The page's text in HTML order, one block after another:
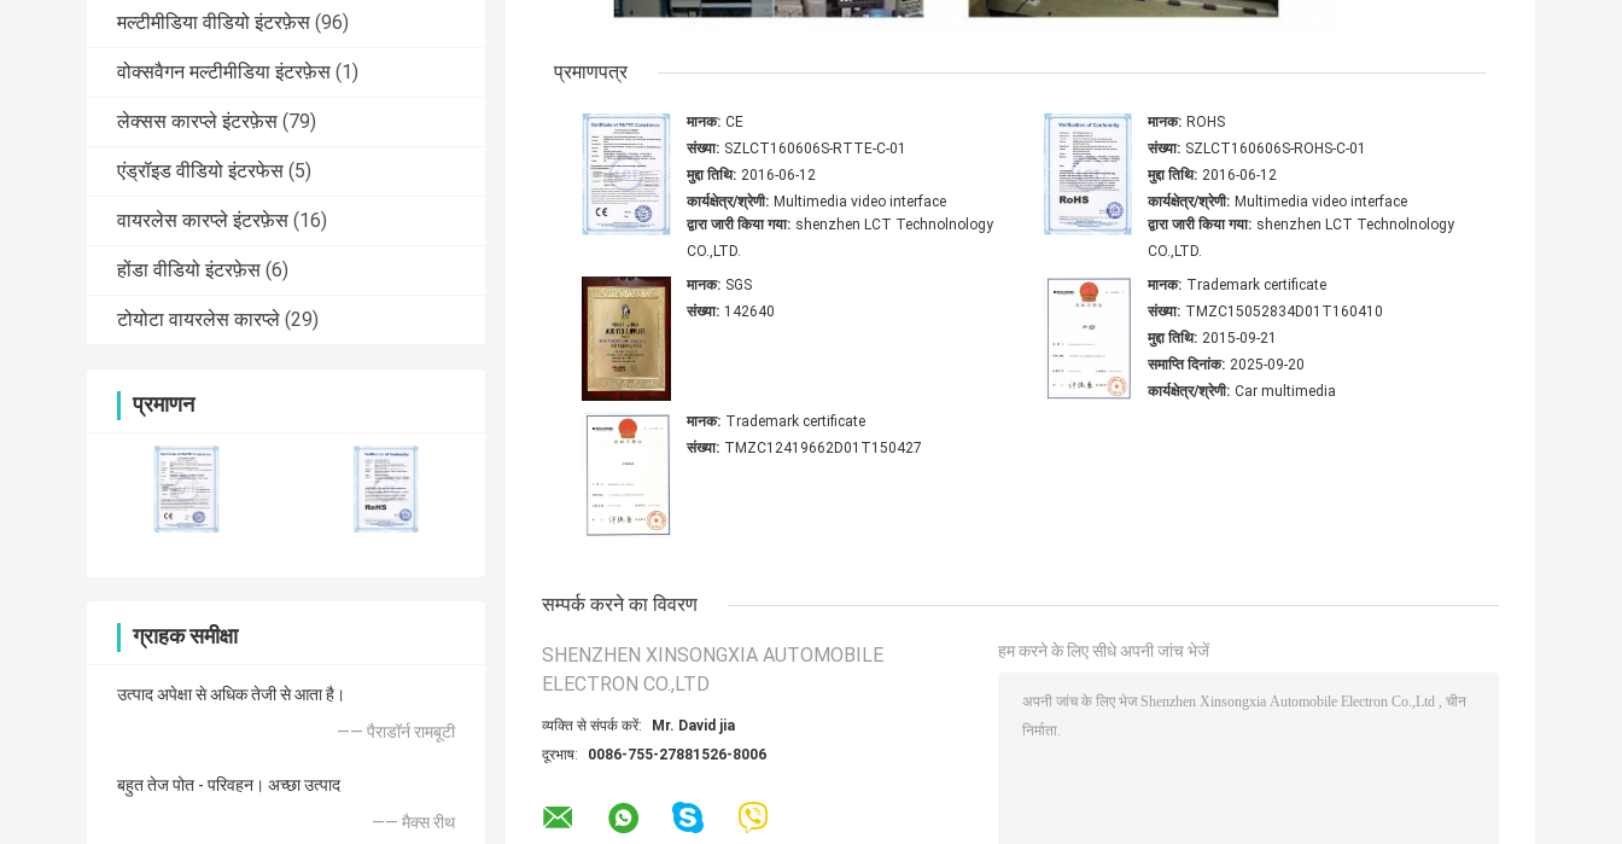
मल्टीमीडिया वीडियो इंटरफ़ेस (96)
वोक्सवैगन मल्टीमीडिया इंटरफ़ेस (1)
लेक्सस कारप्ले इंटरफ़ेस (79)
एंड्रॉइड वीडियो इंटरफेस (5)
वायरलेस कारप्ले इंटरफ़ेस (16)
होंडा वीडियो इंटरफ़ेस (6)
टोयोटा वायरलेस कारप्ले (29)
प्रमाणन
ग्राहक समीक्षा
उत्पाद अपेक्षा से अधिक तेजी से आता है।
—— पैराडॉर्न रामबूटी
बहुत तेज पोत - परिवहन। अच्छा उत्पाद
—— मैक्स रीथ
प्रमाणपत्र
मानक: CE
संख्या: SZLCT160606S-RTTE-C-01
मुद्दा तिथि: 2016-06-12
कार्यक्षेत्र/श्रेणी: Multimedia video interface
द्वारा जारी किया गया: shenzhen LCT Technolnology
CO.,LTD.
मानक: ROHS
संख्या: SZLCT160606S-ROHS-C-01
मुद्दा तिथि: 2016-06-12
कार्यक्षेत्र/श्रेणी: Multimedia video interface
द्वारा जारी किया गया: shenzhen LCT Technolnology
CO.,LTD.
मानक: SGS
संख्या: 142640
मानक: Trademark certificate
संख्या: TMZC15052834D01T160410
मुद्दा तिथि: 2015-09-21
समाप्ति दिनांक: 2025-09-20
कार्यक्षेत्र/श्रेणी: Car multimedia
मानक: Trademark certificate
संख्या: TMZC12419662D01T150427
सम्पर्क करने का विवरण
SHENZHEN XINSONGXIA AUTOMOBILE
ELECTRON CO.,LTD
व्यक्ति से संपर्क करें:
Mr. David jia
दूरभाष:
0086-755-27881526-8006
हम करने के लिए सीधे अपनी जांच भेजें